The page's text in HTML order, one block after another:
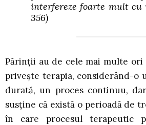
interfereze foarte mult cu
356)
Părinții au de cele mai multe ori
privește terapia, considerând-o
durată, un proces continuu,
susține că există o perioadă de
în care procesul terapeutic